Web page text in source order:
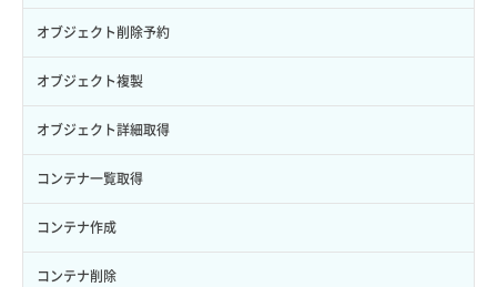
ロールにパーミッションを紐づけ
ロール一覧取得
ロール作成
ロール削除
ロール更新
ロール詳細取得
ボリューム一覧取得
ボリューム作成
ボリューム削除
ボリューム更新
ボリューム詳細一覧取得
ボリューム詳細取得
サーバーに紐づくアドレス取得（ネットワーク指定）
サーバーに紐づくセキュリティグループ取得
サーバープラン一覧取得
サーバープラン変更
サーバープラン詳細一覧取得
サーバープラン詳細取得
セキュリティグループ一覧取得
セキュリティグループ作成
セキュリティグループ削除
セキュリティグループ更新
セキュリティグループ詳細取得
ネットワーク一覧取得
ヘルスモニタ詳細取得
メンバー一覧
メンバー削除
メンバー更新
メンバー詳細取得
メンバー追加
オブジェクト削除予約
オブジェクト複製
オブジェクト詳細取得
コンテナ一覧取得
コンテナ作成
コンテナ削除